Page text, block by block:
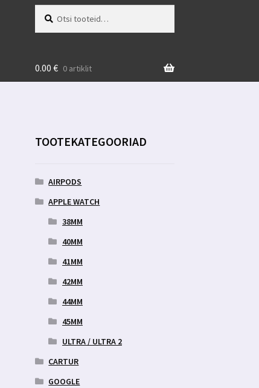
0.00 € 0 artiklit
TOOTEKATEGOORIAD
AIRPODS
APPLE WATCH
38MM
40MM
41MM
42MM
44MM
45MM
ULTRA / ULTRA 2
CARTUR
GOOGLE